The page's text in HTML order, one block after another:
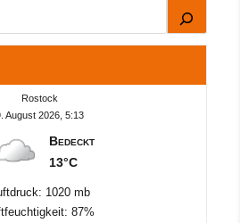
Rostock
August 2026, 5:13
Bedeckt
13°C
1020 mb
87%